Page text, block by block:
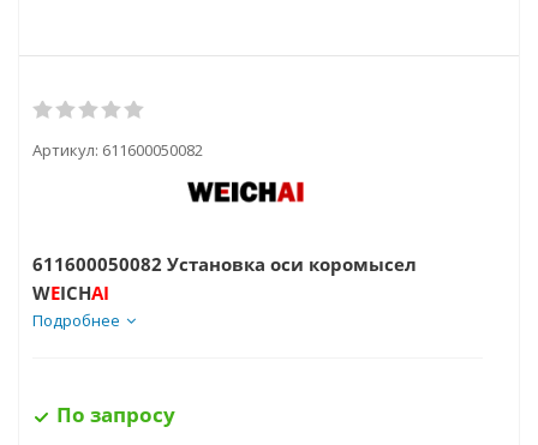
Артикул: 611600050082
611600050082 Установка оси коромысел
WEICHAI
Подробнее
По запросу